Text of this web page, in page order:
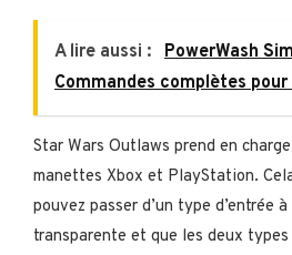
A lire aussi : PowerWash
Commandes complètes
Star Wars Outlaws prend en
manettes Xbox et PlayStation.
pouvez passer d’un type d’entrée
transparente et que les deux